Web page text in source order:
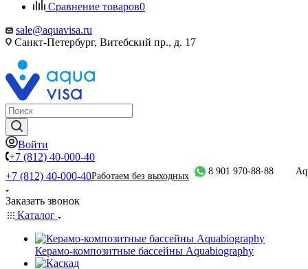
Сравнение товаров0
sale@aquavisa.ru
Санкт-Петербург, Витебский пр., д. 17
Войти
+7 (812) 40-000-40
+7 (812) 40-000-40Работаем без выходных 8 901 970-88-88
Заказать звонок
Каталог
Керамо-композитные бассейны Aquabiography